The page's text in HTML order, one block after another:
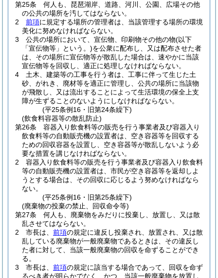
第25条
何人も、琵琶湖岸、道路、河川、公園、広場その他
の公共の場所を汚してはならない。
2
前項に規定する場所の管理者は、当該管理する場所の環境
美化に努めなければならない。
3
公共の場所において、宣伝物、印刷物その他の物(以下
「宣伝物等」という。)を公衆に配布し、又は配布させた者
は、その場所に宣伝物等が散乱した場合は、速やかに当該
宣伝物等を回収し、適正に処理しなければならない。
4
土木、建築等の工事を行う者は、工事に伴って生じた土
砂、がれき、廃材等を適正に管理し、公共の場所に当該物
が飛散し、又は流出することによって生活環境の保全上支
障が生ずることのないようにしなければならない。
(平25条例16・旧第24条繰下)
(飲食料容器等の散乱防止)
第26条
容器入り飲食料等の販売を行う事業者及び容器入り
飲食料等の自動販売機の設置者は、空き容器等を回収する
ための回収容器を設置し、空き容器等が散乱しないよう必
要な措置を講じなければならない。
2
容器入り飲食料等の販売を行う事業者及び容器入り飲食料
等の自動販売機の設置者は、市民が空き容器等を返却しよ
うとする場合は、その回収に応じるよう努めなければなら
ない。
(平25条例16・旧第25条繰下)
(廃棄物の投棄の禁止、回収命令等)
第27条
何人も、廃棄物をみだりに投棄し、放置し、又は散
乱させてはならない。
2
市長は、 前項の規定に違反し投棄され、放置され、又は散
乱している廃棄物が一般廃棄物であるときは、その違反し
た者に対して、当該一般廃棄物の回収を命ずることができ
る。
3
市長は、 前項の規定に該当する場合であって、回収を命ず
るべき者が明らかでなく、かつ、当該一般廃棄物を放置し